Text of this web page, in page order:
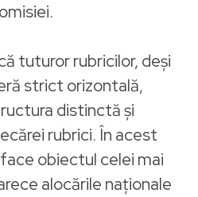
tuturor rubricilor, deși
strict orizontală,
distinctă și
rubrici. În acest
obiectul celei mai
alocările naționale